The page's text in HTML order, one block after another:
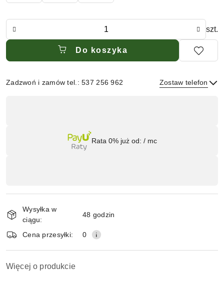
szt.
Do koszyka
Zadzwoń i zamów tel.: 537 256 962 Zostaw telefon
Rata 0% już od: / mc
Wysyłka w
ciągu:
48 godzin
Cena przesyłki: 0
Więcej o produkcie